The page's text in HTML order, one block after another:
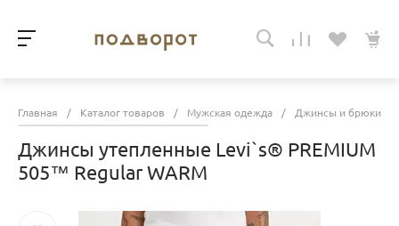
Главная / Каталог товаров / Мужская одежда / Джинсы и брюки
Джинсы утепленные Levi`s® PREMIUM
505™ Regular WARM